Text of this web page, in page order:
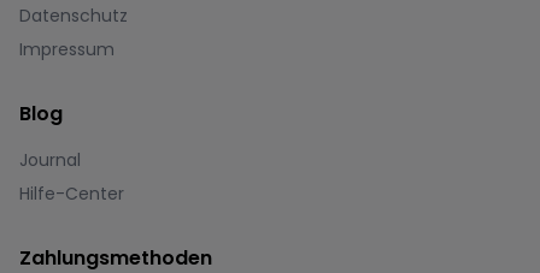
Datenschutz
Impressum
Blog
Journal
Hilfe-Center
Zahlungsmethoden